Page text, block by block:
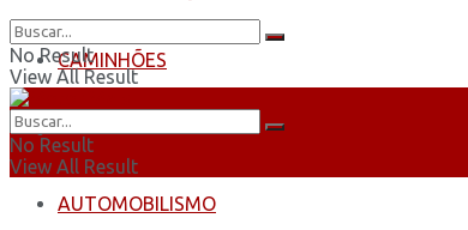
CAMINHÕES
ÔNIBUS
AUTOMOBILISMO
No Result
View All Result
No Result
View All Result